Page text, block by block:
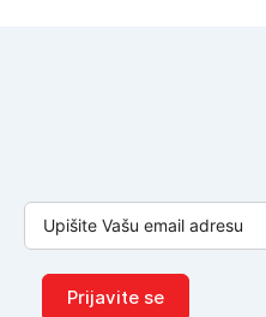
Prijavite se